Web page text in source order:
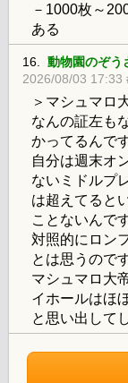
－1000枚～
ある
16. 動物園のぞう
2026/08/03 17:33
＞マシュマロ
なんの証左も
かってるんで
自分は週末オ
ないミドルプ
は超えてると
ことないんで
対照的にロン
とは思うので
マシュマロ大
イホールはほ
と思い出して